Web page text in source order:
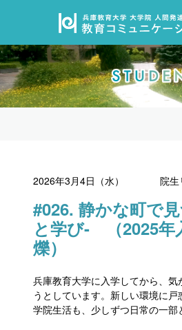
2026年3月4日（水） 院生
#026. 静かな町で
と学び- （2025年
爍）
兵庫教育大学に入学してから、気
うとしています。新しい環境に
学院生活も、少しずつ日常の一部